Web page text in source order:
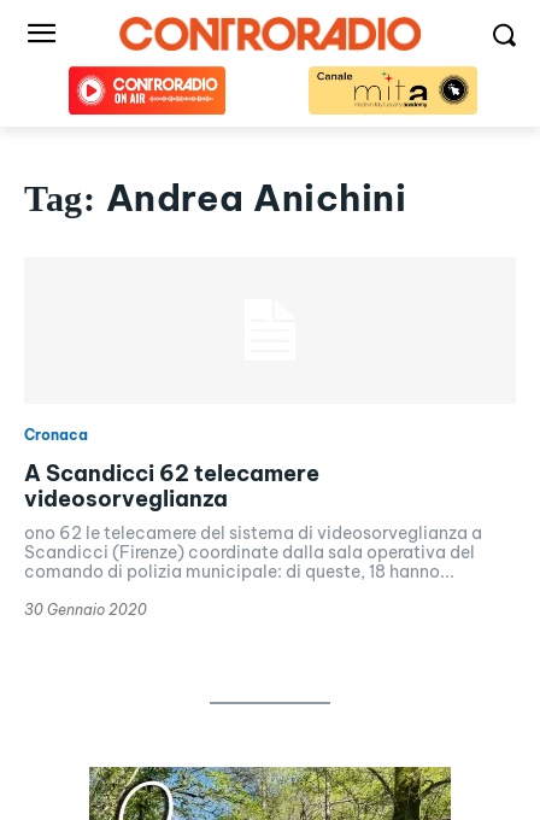
Tag: Andrea Anichini
Cronaca
A Scandicci 62 telecamere
videosorveglianza
ono 62 le telecamere del sistema di videosorveglianza a
Scandicci (Firenze) coordinate dalla sala operativa del
comando di polizia municipale: di queste, 18 hanno...
30 Gennaio 2020